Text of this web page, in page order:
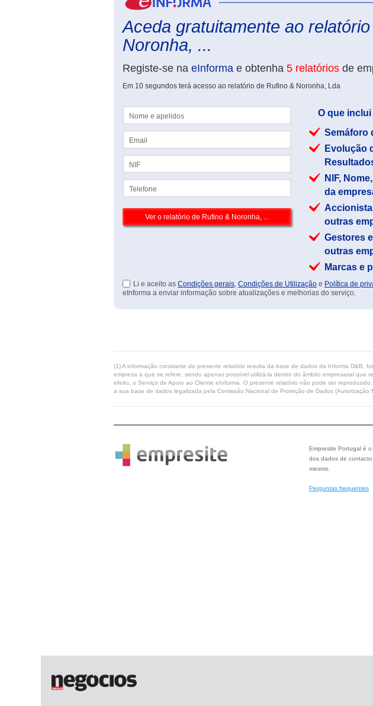
Aceda gratuitamente ao
Noronha, ...
Registe-se na eInforma e obtenha 5 relatórios de
Em 10 segundos terá acesso ao relatório de Rufino & Noronha, Lda
O que
Semáforo
Evolução
NIF,
da
outras
Gestores
outras
Marcas e
Li e aceito as Condições gerais, Condições de Utilização e Política de
eInforma a enviar informação sobre atualizações e melhorias do serviço.
(1) A informação constante do presente relatório resulta da base de dados da Informa D&B,
empresa a que se refere, sendo apenas possível utilizá-la dentro do âmbito empresarial
efeito, o Serviço de Apoio ao Cliente eInforma. O presente relatório não pode ser
a sua base de dados legalizada pela Comissão Nacional de Proteção de Dados (Autorização
Empresite Portugal é
dos dados de
mesmo.
Perguntas frequentes